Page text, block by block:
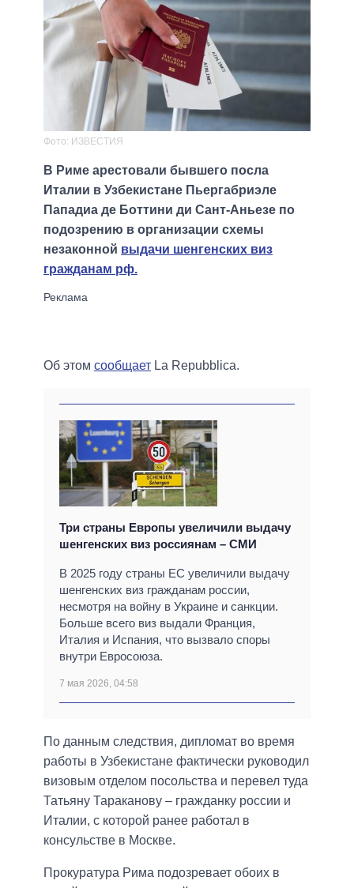
Фото: ИЗВЕСТИЯ
В Риме арестовали бывшего посла
Италии в Узбекистане Пьергабриэле
Пападиа де Боттини ди Сант-Аньезе по
подозрению в организации схемы
незаконной выдачи шенгенских виз
гражданам рф.
Об этом сообщает La Repubblica.
Три страны Европы увеличили выдачу
шенгенских виз россиянам – СМИ
В 2025 году страны ЕС увеличили выдачу
шенгенских виз гражданам россии,
несмотря на войну в Украине и санкции.
Больше всего виз выдали Франция,
Италия и Испания, что вызвало споры
внутри Евросоюза.
7 мая 2026, 04:58
По данным следствия, дипломат во время
работы в Узбекистане фактически руководил
визовым отделом посольства и перевел туда
Татьяну Тараканову – гражданку россии и
Италии, с которой ранее работал в
консульстве в Москве.
Прокуратура Рима подозревает обоих в